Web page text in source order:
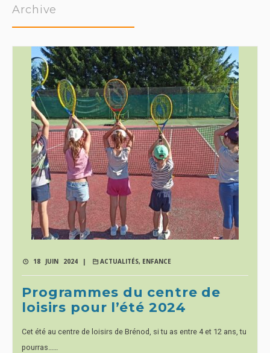
Archive
18 JUIN 2024 | ACTUALITÉS, ENFANCE
Programmes du centre de
loisirs pour l’été 2024
Cet été au centre de loisirs de Brénod, si tu as entre 4 et 12 ans, tu
pourras……